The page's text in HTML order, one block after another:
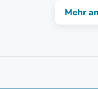
Mehr